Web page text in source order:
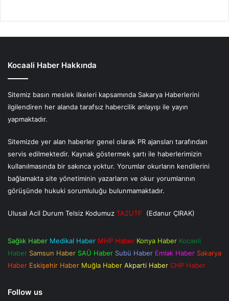
Kocaali Haber Hakkında
Sitemiz basın meslek ilkeleri kapsamında Sakarya Haberlerini
ilgilendiren her alanda tarafsız habercilik anlayışı ile yayın
yapmaktadır.
Sitemizde yer alan haberler genel olarak PR ajansları tarafından
servis edilmektedir. Kaynak göstermek şartı ile haberlerimizin
kullanılmasında bir sakınca yoktur. Yorumlar okurların kendilerini
bağlamakta site yönetiminin yazarların ve okur yorumlarının
görüşünde hukuki sorumluluğu bulunmamaktadır.
Ulusal Acil Durum Telsiz Kodumuz TA2UTF (Edanur ÇIRAK)
Sağlık Haber Medikal Haber MHP Haber Konya Haber Kocaeli
Haber Samsun Haber SAÜ Haber Subü Haber Emlak Haber Sakarya
Haber Eskişehir Haber Muğla Haber Akparti Haber CHP Haber
Follow us